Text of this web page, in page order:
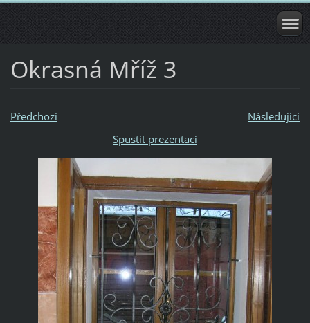
Okrasná Mříž 3
Předchozí
Následující
Spustit prezentaci